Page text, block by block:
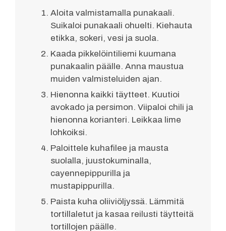
Aloita valmistamalla punakaali.
Suikaloi punakaali ohuelti. Kiehauta
etikka, sokeri, vesi ja suola.
Kaada pikkelöintiliemi kuumana
punakaalin päälle. Anna maustua
muiden valmisteluiden ajan.
Hienonna kaikki täytteet. Kuutioi
avokado ja persimon. Viipaloi chili ja
hienonna korianteri. Leikkaa lime
lohkoiksi.
Paloittele kuhafilee ja mausta
suolalla, juustokuminalla,
cayennepippurilla ja
mustapippurilla.
Paista kuha oliiviöljyssä. Lämmitä
tortillaletut ja kasaa reilusti täytteitä
tortillojen päälle.